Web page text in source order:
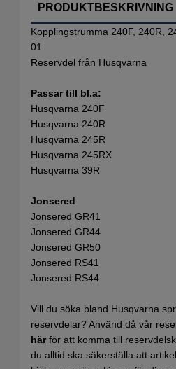
PRODUKTBESKRIVNING
Kopplingstrumma 240F, 240R,
01
Reservdel från Husqvarna
Passar till bl.a:
Husqvarna 240F
Husqvarna 240R
Husqvarna 245R
Husqvarna 245RX
Husqvarna 39R
Jonsered
Jonsered GR41
Jonsered GR44
Jonsered GR50
Jonsered RS41
Jonsered RS44
Vill du söka bland Husqvarna
reservdelar? Använd då vår
härför att komma till
du alltid ska säkerställa att